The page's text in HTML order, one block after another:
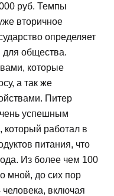
руб. Темпы
вторичное
определяет
для общества.
которые
а так же
Питер
успешным
работал в
питания, что
Из более чем 100
мной, до сих пор
включая